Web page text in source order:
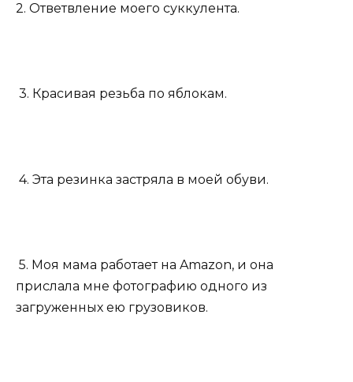
2. Ответвление моего суккулента.
3. Красивая резьба по яблокам.
4. Эта резинка застряла в моей обуви.
5. Моя мама работает на Amazon, и она
прислала мне фотографию одного из
загруженных ею грузовиков.